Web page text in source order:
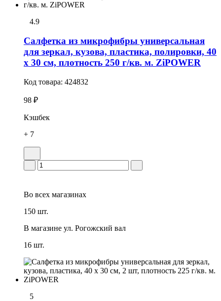
4.9
Салфетка из микрофибры универсальная
для зеркал, кузова, пластика, полировки, 40
х 30 см, плотность 250 г/кв. м. ZiPOWER
Код товара: 424832
98 ₽
Кэшбек
+ 7
Во всех магазинах
150 шт.
В магазине ул. Рогожский вал
16 шт.
5